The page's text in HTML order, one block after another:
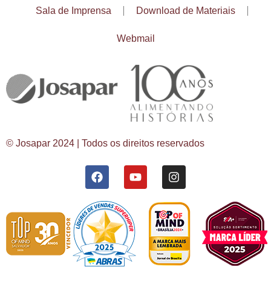
Sala de Imprensa Download de Materiais
Webmail
© Josapar 2024 | Todos os direitos reservados